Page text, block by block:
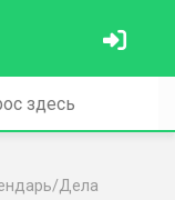
Дела